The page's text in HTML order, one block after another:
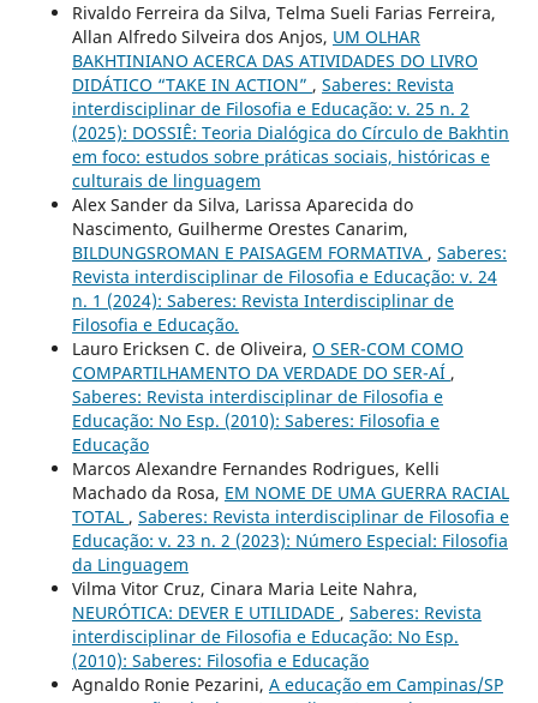
Rivaldo Ferreira da Silva, Telma Sueli Farias Ferreira,
Allan Alfredo Silveira dos Anjos, UM OLHAR
BAKHTINIANO ACERCA DAS ATIVIDADES DO LIVRO
DIDÁTICO “TAKE IN ACTION” , Saberes: Revista
interdisciplinar de Filosofia e Educação: v. 25 n. 2
(2025): DOSSIÊ: Teoria Dialógica do Círculo de Bakhtin
em foco: estudos sobre práticas sociais, históricas e
culturais de linguagem
Alex Sander da Silva, Larissa Aparecida do
Nascimento, Guilherme Orestes Canarim,
BILDUNGSROMAN E PAISAGEM FORMATIVA , Saberes:
Revista interdisciplinar de Filosofia e Educação: v. 24
n. 1 (2024): Saberes: Revista Interdisciplinar de
Filosofia e Educação.
Lauro Ericksen C. de Oliveira, O SER-COM COMO
COMPARTILHAMENTO DA VERDADE DO SER-AÍ ,
Saberes: Revista interdisciplinar de Filosofia e
Educação: No Esp. (2010): Saberes: Filosofia e
Educação
Marcos Alexandre Fernandes Rodrigues, Kelli
Machado da Rosa, EM NOME DE UMA GUERRA RACIAL
TOTAL , Saberes: Revista interdisciplinar de Filosofia e
Educação: v. 23 n. 2 (2023): Número Especial: Filosofia
da Linguagem
Vilma Vitor Cruz, Cinara Maria Leite Nahra,
NEURÓTICA: DEVER E UTILIDADE , Saberes: Revista
interdisciplinar de Filosofia e Educação: No Esp.
(2010): Saberes: Filosofia e Educação
Agnaldo Ronie Pezarini, A educação em Campinas/SP